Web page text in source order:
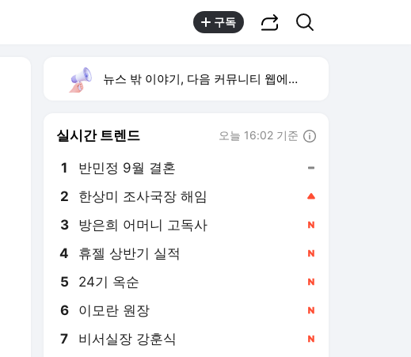
구독
뉴스 밖 이야기, 다음 커뮤니티 웹에서 보기
실시간 트렌드 오늘 16:02 기준
1 반민정 9월 결혼
2 한상미 조사국장 해임
3 방은희 어머니 고독사
4 휴젤 상반기 실적
5 24기 옥순
6 이모란 원장
7 비서실장 강훈식